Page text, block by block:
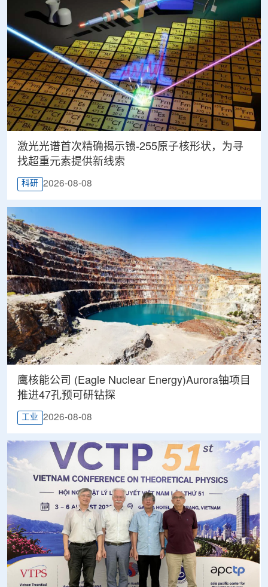
激光光谱首次精确揭示镄-255原子核形状，为寻
找超重元素提供新线索
科研 2026-08-08
鹰核能公司 (Eagle Nuclear Energy)Aurora铀项目
推进47孔预可研钻探
工业 2026-08-08